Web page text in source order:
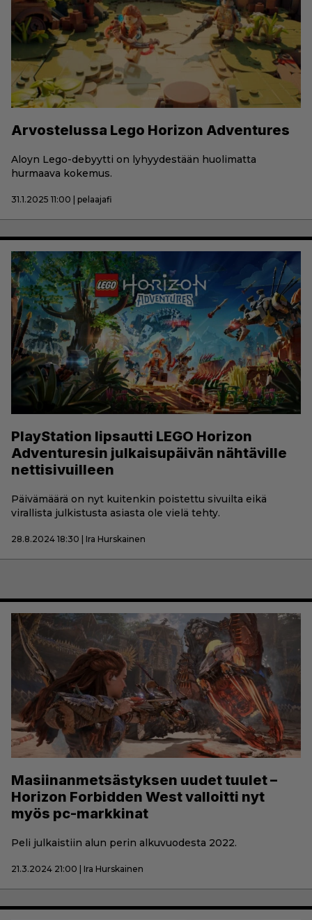
Arvostelussa Lego Horizon Adventures
Aloyn Lego-debyytti on lyhyydestään huolimatta
hurmaava kokemus.
31.1.2025 11:00 | pelaajafi
PlayStation lipsautti LEGO Horizon
Adventuresin julkaisupäivän nähtäville
nettisivuilleen
Päivämäärä on nyt kuitenkin poistettu sivuilta eikä
virallista julkistusta asiasta ole vielä tehty.
28.8.2024 18:30 | Ira Hurskainen
Masiinanmetsästyksen uudet tuulet –
Horizon Forbidden West valloitti nyt
myös pc-markkinat
Peli julkaistiin alun perin alkuvuodesta 2022.
21.3.2024 21:00 | Ira Hurskainen